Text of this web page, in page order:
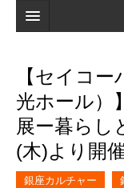
検索
店舗・施設最新情
口コミ
マイページ
【セイコ
光ホール）
展ー暮らし
(木)より開
銀座カルチャー